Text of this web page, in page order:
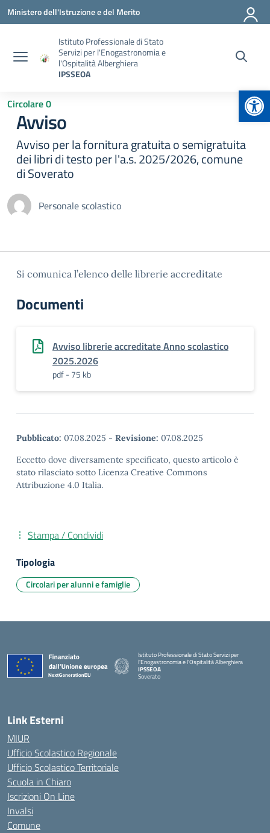
Vai ai contenuti
Vai al menu di navigazione
Vai al footer
Ministero dell'Istruzione e del Merito
Istituto Professionale di Stato
Servizi per l'Enogastronomia e
l'Ospitalità Alberghiera
IPSSEOA
Circolare 0
Avviso
Avviso per la fornitura gratuita o semigratuita
dei libri di testo per l'a.s. 2025/2026, comune
di Soverato
Personale scolastico
Si comunica l’elenco delle librerie accreditate
Documenti
Avviso librerie accreditate Anno scolastico
2025.2026
pdf - 75 kb
Pubblicato: 07.08.2025 - Revisione: 07.08.2025
Eccetto dove diversamente specificato, questo articolo è
stato rilasciato sotto Licenza Creative Commons
Attribuzione 4.0 Italia.
Stampa / Condividi
Tipologia
Circolari per alunni e famiglie
Istituto Professionale di Stato Servizi per
l'Enogastronomia e l'Ospitalità Alberghiera
IPSSEOA
Soverato
Link Esterni
MIUR
Ufficio Scolastico Regionale
Ufficio Scolastico Territoriale
Scuola in Chiaro
Iscrizioni On Line
Invalsi
Comune